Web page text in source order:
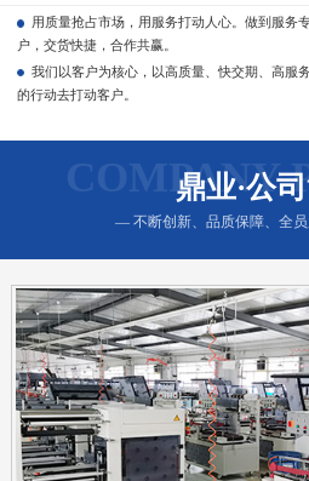
用质量抢占市场，用服务打动人心。做到服务
户，交货快捷，合作共赢。
我们以客户为核心，以高质量、快交期、高服
的行动去打动客户。
COMPANY
鼎业·公
— 不断创新、品质保障、全